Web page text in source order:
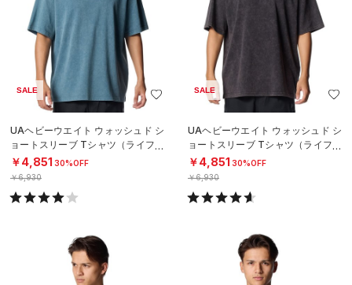
SALE
UAヘビーウエイト ウォッシュド シ
ョートスリーブ Tシャツ（ライフス
タイル/MEN）
￥4,851 30%OFF
￥6,930
SALE
UAヘビーウエイト ウォッシュド シ
ョートスリーブ Tシャツ（ライフス
タイル/MEN）
￥4,851 30%OFF
￥6,930